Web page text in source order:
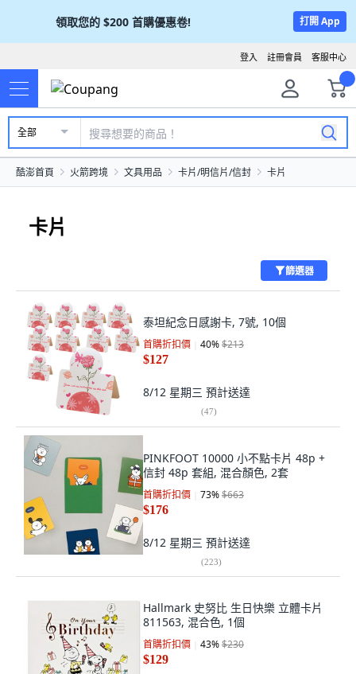
領取您的 $200 首購優惠卷! 打開 App
客服中心
註冊會員
登入
全部
酷澎首頁 火箭跨境 文具用品 卡片/明信片/信封 卡片
卡片
篩選器
泰坦紀念日感謝卡, 7號, 10個
首購折扣價 40%$213
$127
8/12 星期三 預計送達
(47)
PINKFOOT 10000 小不點卡片 48p +
信封 48p 套組, 混合顏色, 2套
首購折扣價 73%$663
$176
8/12 星期三 預計送達
(223)
Hallmark 史努比 生日快樂 立體卡片
811563, 混合色, 1個
首購折扣價 43%$230
$129